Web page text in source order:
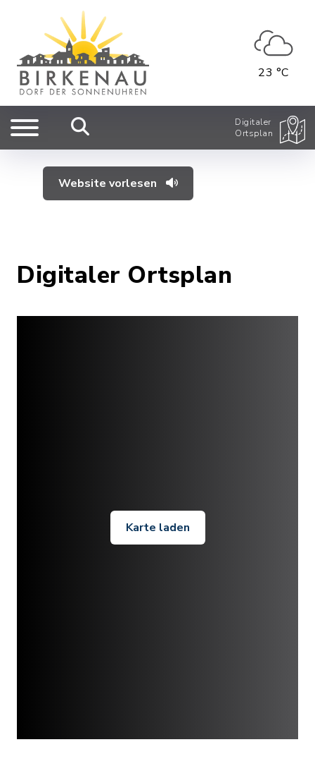
23 °C
Digitaler
Ortsplan
Website vorlesen
Digitaler Ortsplan
Karte laden